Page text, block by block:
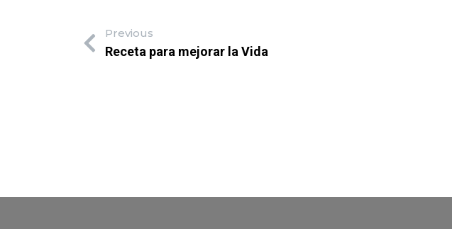
Previous
Receta para mejorar la Vida